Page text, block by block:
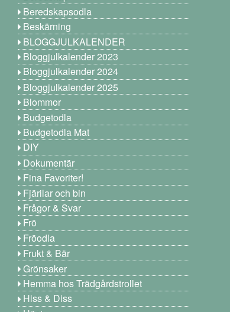
Beredskapsodla
Beskärning
BLOGGJULKALENDER
Bloggjulkalender 2023
Bloggjulkalender 2024
Bloggjulkalender 2025
Blommor
Budgetodla
Budgetodla Mat
DIY
Dokumentär
Fina Favoriter!
Fjärilar och bin
Frågor & Svar
Frö
Fröodla
Frukt & Bär
Grönsaker
Hemma hos Trädgårdstrollet
Hiss & Diss